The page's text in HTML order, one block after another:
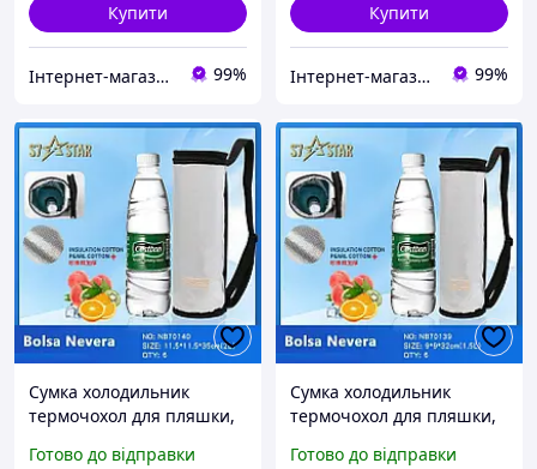
Купити
Інтернет-магазин «ЧАЙКА» — якісні товари для побуту, спорту, відпочинку та туризму. 99%
Купити
Інтернет-магазин «ЧАЙКА» — якісні товари для побуту, спорту, відпочинку та туризму. 99%
Сумка холодильник
термочохол для пляшки,
водостійка сріблясто-
Готово до відправки
Сумка холодильник
термочохол для пляшки,
водостійка сріблясто-
Готово до відправки